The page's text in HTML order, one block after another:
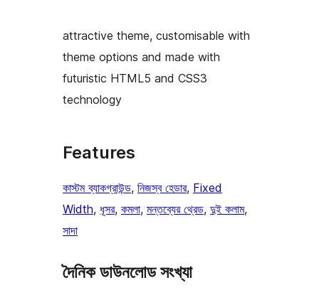
attractive theme, customisable with
theme options and made with
futuristic HTML5 and CSS3
technology
Features
কাস্টম ব্যাকগ্রাউন্ড, নিজস্ব হেডার, Fixed
Width, ধূসর, কমলা, মন্তব্যের থ্রেড, দুই কলাম
সাদা
দৈনিক ডাউনলোড সংখ্যা